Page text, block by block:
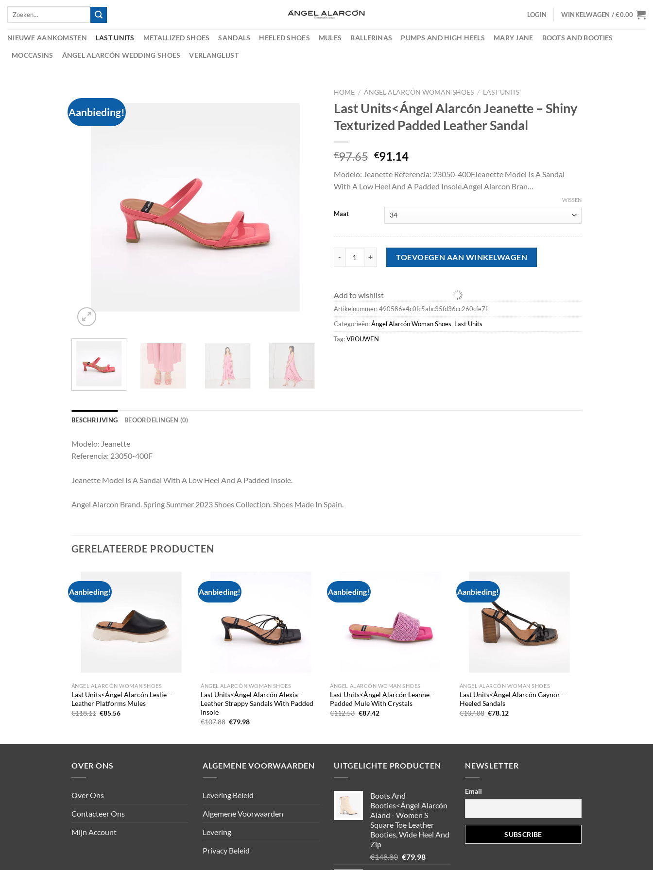
Skip
Zoeken
LOGIN WINKELWAGEN /€0.00
NIEUWE AANKOMSTEN LAST UNITS METALLIZED SHOES SANDALS HEELED SHOES MULES BALLERINAS PUMPS AND HIGH HEELS MARY JANE BOOTS AND BOOTIES
MOCCASINS ÁNGEL ALARCÓN WEDDING SHOES VERLANGLIJST
Aanbieding!
HOME / ÁNGEL ALARCÓN WOMAN SHOES / LAST UNITS
Last Units<Ángel Alarcón Jeanette – Shiny
Texturized Padded Leather Sandal
€97.65 Oorspronkelijke
was:
€97.65.
€91.14Huidige
is:
€91.14.
Modelo: Jeanette Referencia: 23050-400FJeanette Model Is A Sandal
With A Low Heel And A Padded Insole.Angel Alarcon Bran…
Maat
WISSEN
TOEVOEGEN AAN WINKELWAGEN
Add to wishlist
Artikelnummer:490586e4c0fc5abc35fd36cc260cfe7f
Categorieën:Ángel Alarcón Woman Shoes, Last Units
Tag:VROUWEN
BESCHRIJVING BEOORDELINGEN (0)
Modelo: Jeanette
Referencia: 23050-400F
Jeanette Model Is A Sandal With A Low Heel And A Padded Insole.
Angel Alarcon Brand. Spring Summer 2023 Shoes Collection. Shoes Made In Spain.
GERELATEERDE PRODUCTEN
Aanbieding!
ÁNGEL ALARCÓN WOMAN SHOES
Last Units<Ángel Alarcón Leslie –
Leather Platforms Mules
€118.11 Oorspronkelijke
€85.56Huidige
Aanbieding!
ÁNGEL ALARCÓN WOMAN SHOES
Last Units<Ángel Alarcón Alexia –
Leather Strappy Sandals With Padded
Insole
€107.88 Oorspronkelijke
€79.98Huidige
Aanbieding!
ÁNGEL ALARCÓN WOMAN SHOES
Last Units<Ángel Alarcón Leanne –
Padded Mule With Crystals
€112.53 Oorspronkelijke
€87.42Huidige
Aanbieding!
ÁNGEL ALARCÓN WOMAN SHOES
Last Units<Ángel Alarcón Gaynor –
Heeled Sandals
€107.88 Oorspronkelijke
€78.12Huidige
OVER ONS
Over Ons
Contacteer Ons
Mijn Account
ALGEMENE VOORWAARDEN
Levering Beleid
Algemene Voorwaarden
Levering
Privacy Beleid
UITGELICHTE PRODUCTEN
Boots And
Booties<Ángel Alarcón
Aland - Women S
Square Toe Leather
Booties, Wide Heel And
Zip
€148.80 Oorspronkelijke
€79.98Huidige
NEWSLETTER
Email